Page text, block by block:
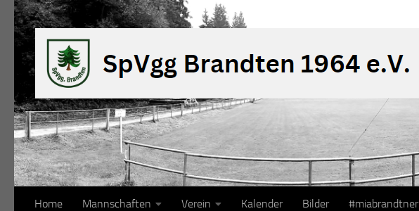
Zum Inhalt springen
Home Mannschaften Verein Kalender Bilder #miabrandtner